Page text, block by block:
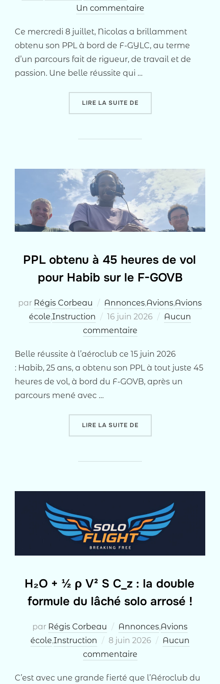
le
Un commentaire
Ce mercredi 8 juillet, Nicolas a brillamment
obtenu son PPL à bord de F-GYLC, au terme
d’un parcours fait de rigueur, de travail et de
passion. Une belle réussite qui …
LIRE LA SUITE DE« JOB’S DONE POUR
PPL obtenu à 45 heures de vol
pour Habib sur le F-GOVB
par Régis Corbeau Annonces,Avions,Avions
école,Instruction
Publié
le
16 juin 2026
Aucun
commentaire
Belle réussite à l’aéroclub ce 15 juin 2026
: Habib, 25 ans, a obtenu son PPL à tout juste 45
heures de vol, à bord du F-GOVB, après un
parcours mené avec …
LIRE LA SUITE DE« PPL OBTENU À 45
H₂O + ½ ρ V² S C_z : la double
formule du lâché solo arrosé !
par Régis Corbeau Annonces,Avions
école,Instruction
Publié
le
8 juin 2026
Aucun
commentaire
C’est avec une grande fierté que l’Aéroclub du